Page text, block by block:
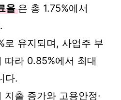
율 은 총 1.75%에서
로 유지되며, 사업주 부
따라 0.85%에서 최대
다.
출 증가와 고용안정·